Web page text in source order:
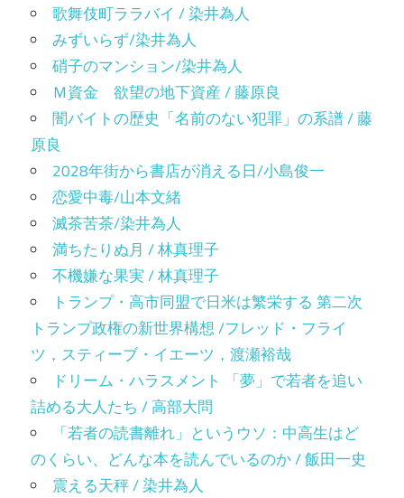
歌舞伎町ララバイ / 染井為人
みずいらず/染井為人
硝子のマンション/染井為人
Ｍ資金 欲望の地下資産 / 藤原良
闇バイトの歴史「名前のない犯罪」の系譜 / 藤
原良
2028年街から書店が消える日/小島俊一
恋愛中毒/山本文緒
滅茶苦茶/染井為人
満ちたりぬ月 / 林真理子
不機嫌な果実 / 林真理子
トランプ・高市同盟で日米は繁栄する 第二次
トランプ政権の新世界構想 /フレッド・フライ
ツ，スティーブ・イエーツ，渡瀬裕哉
ドリーム・ハラスメント 「夢」で若者を追い
詰める大人たち / 高部大問
「若者の読書離れ」というウソ：中高生はど
のくらい、どんな本を読んでいるのか / 飯田一史
震える天秤 / 染井為人